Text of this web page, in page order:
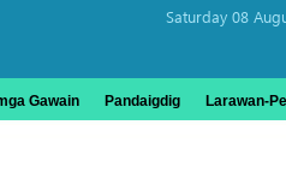
Saturday 08
Gawain Pandaigdig Larawan-